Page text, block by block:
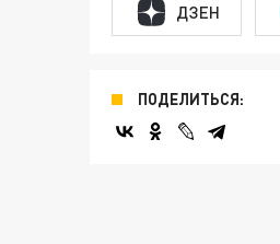
ДЗЕН
ПОДЕЛИТЬСЯ: